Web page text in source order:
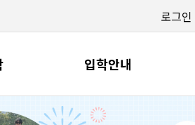
로그인
입학안내